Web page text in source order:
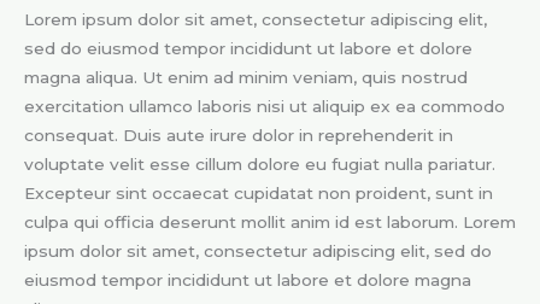
Lorem ipsum dolor sit amet, consectetur adipiscing elit,
sed do eiusmod tempor incididunt ut labore et dolore
magna aliqua. Ut enim ad minim veniam, quis nostrud
exercitation ullamco laboris nisi ut aliquip ex ea commodo
consequat. Duis aute irure dolor in reprehenderit in
voluptate velit esse cillum dolore eu fugiat nulla pariatur.
Excepteur sint occaecat cupidatat non proident, sunt in
culpa qui officia deserunt mollit anim id est laborum. Lorem
ipsum dolor sit amet, consectetur adipiscing elit, sed do
eiusmod tempor incididunt ut labore et dolore magna